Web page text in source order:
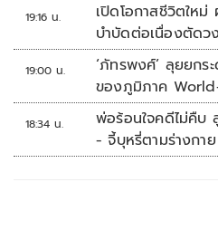
19:16 น.
เปิดโอกาสชีวิตให
บำบัดต่อเนื่องตัดว
19:00 น.
‘ภัทรพงศ์’ ลุยยกร
ของภูมิภาค
ห้องข่าวไทยโพสต์
18:34 น.
พ่อร้อนใจคดีไม่คืบ
- จี้บุหรี่ตามร่างกาย